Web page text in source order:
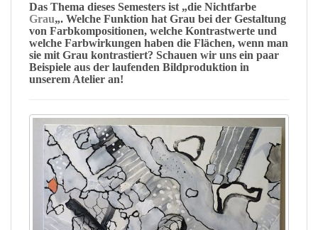
Das Thema dieses Semesters ist „die Nichtfarbe
Grau„. Welche Funktion hat Grau bei der Gestaltung
von Farbkompositionen, welche Kontrastwerte und
welche Farbwirkungen haben die Flächen, wenn man
sie mit Grau kontrastiert? Schauen wir uns ein paar
Beispiele aus der laufenden Bildproduktion in
unserem Atelier an!